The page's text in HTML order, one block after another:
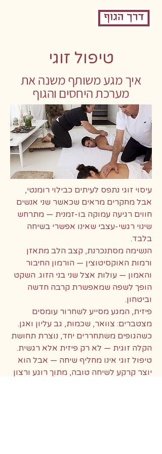
טיפול זוגי
איך מגע משותף משנה את
מערכת היחסים והגוף
עיסוי זוגי נתפס לעיתים כבילוי רומנטי,
אבל מחקרים מראים שכאשר שני אנשים
חווים רגיעה עמוקה בו-זמנית — מתרחש
שינוי רגשי-עצבי שאינו אפשרי בשיחה
בלבד.
הנשימה מסתנכרנת, קצב הלב מתאזן
ורמות האוקסיטוצין — הורמון החיבור
והאמון — עולות אצל שני בני הזוג. השקט
הופך לשפה שמאפשרת קרבה חדשה
וביטחון.
פיזית, המגע מסייע לשחרור עומסים
מצטברים: צוואר, שכמות, גב עליון ואגן.
כשהגופים משתחררים יחד, נוצרת תחושת
הקלה זוגית — לא רק פיזית אלא רגשית.
טיפול זוגי אינו מחליף שיחה — אבל הוא
יוצר קרקע לשיחה טובה, מתוך רוגע ורצון